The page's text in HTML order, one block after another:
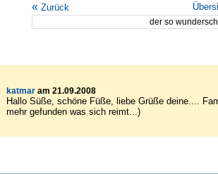
« Zurück
der so
katmar am 21.09.2008
Hallo Süße, schöne Füße, liebe Grüße deine....
mehr gefunden was sich reimt...)